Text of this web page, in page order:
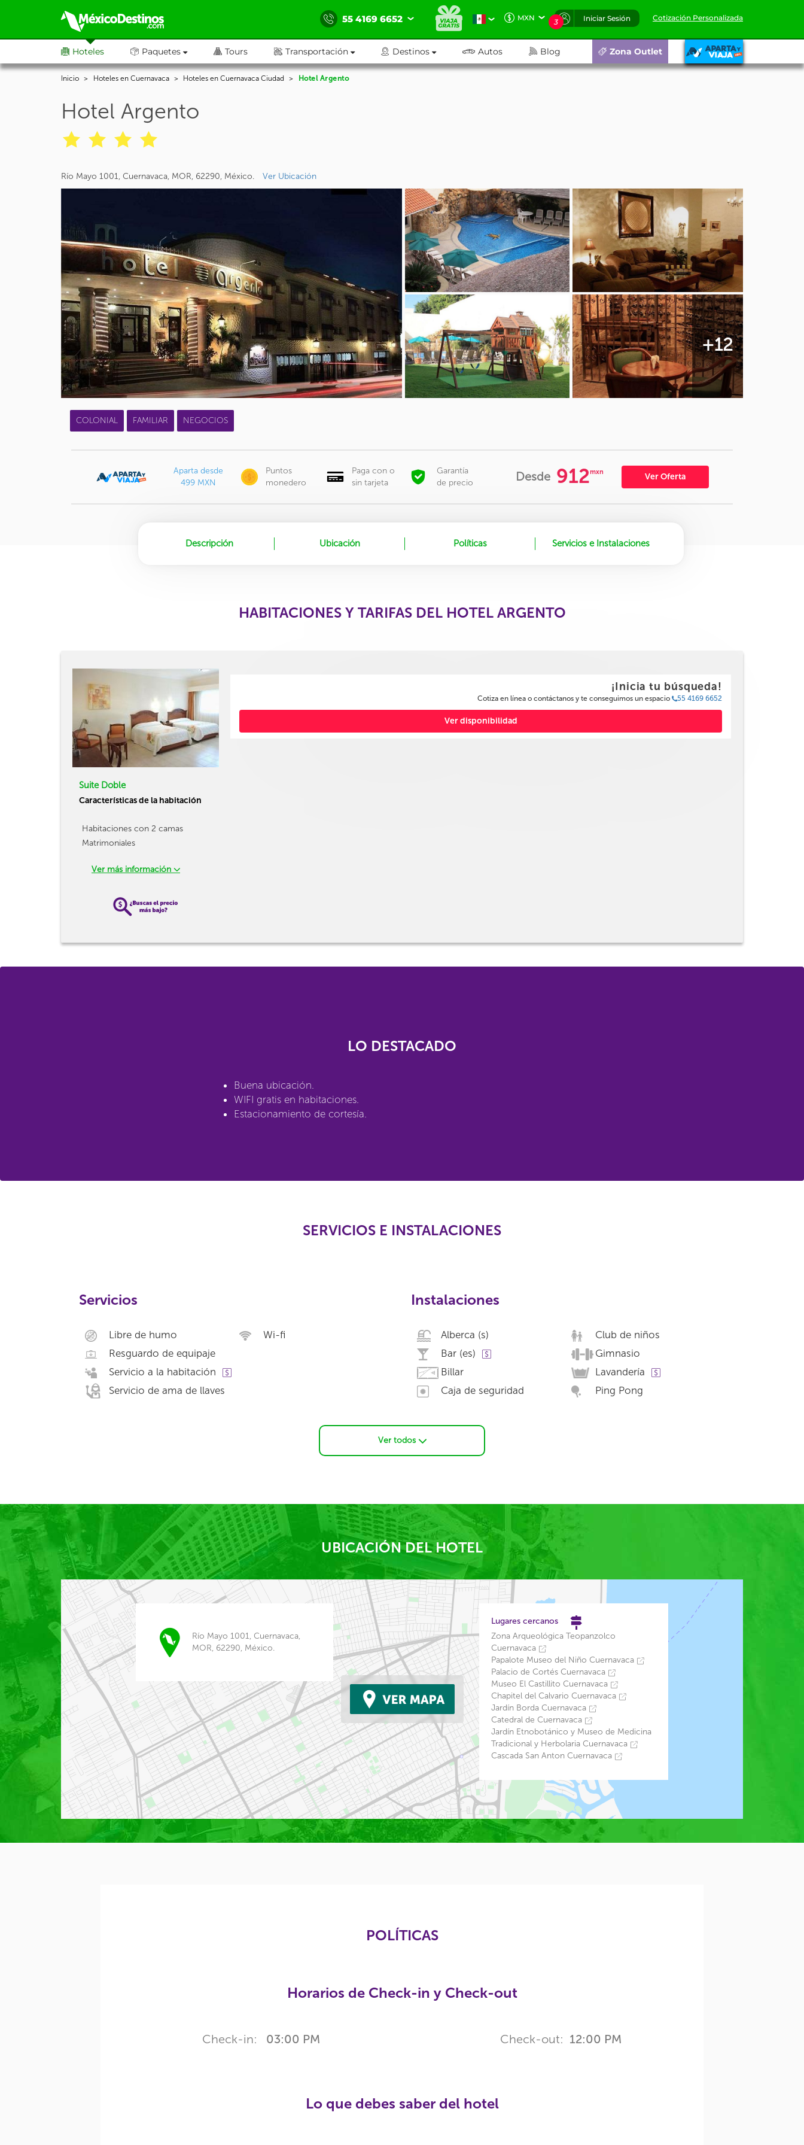
55 4169 6652 MXN 3 Iniciar Sesión Cotización Personalizada
Hoteles Paquetes Tours Transportación Destinos Autos Blog Zona Outlet
Inicio Hoteles en Cuernavaca Hoteles en Cuernavaca Ciudad Hotel Argento
Hotel Argento
Río Mayo 1001, Cuernavaca, MOR, 62290, México. Ver Ubicación
+12
COLONIAL FAMILIAR NEGOCIOS
Aparta desde
499 MXN
Puntos
monedero
Paga con o
sin tarjeta
Garantía
de precio
Desde 912mxn Ver Oferta
Descripción Ubicación Políticas Servicios e Instalaciones
HABITACIONES Y TARIFAS DEL HOTEL ARGENTO
Suite Doble
Características de la habitación
Habitaciones con 2 camas
Matrimoniales
Ver más información
¡Inicia tu búsqueda!
Cotiza en línea o contáctanos y te conseguimos un espacio 55 4169 6652
Ver disponibilidad
LO DESTACADO
Buena ubicación.
WIFI gratis en habitaciones.
Estacionamiento de cortesía.
SERVICIOS E INSTALACIONES
Servicios
Libre de humo
Resguardo de equipaje
Servicio a la habitación
Servicio de ama de llaves
Wi-fi
Instalaciones
Alberca (s)
Bar (es)
Billar
Caja de seguridad
Club de niños
Gimnasio
Lavandería
Ping Pong
Ver todos
UBICACIÓN DEL HOTEL
Río Mayo 1001, Cuernavaca,
MOR, 62290, México.
Lugares cercanos
Zona Arqueológica Teopanzolco
Cuernavaca
Papalote Museo del Niño Cuernavaca
Palacio de Cortés Cuernavaca
Museo El Castillito Cuernavaca
Chapitel del Calvario Cuernavaca
Jardín Borda Cuernavaca
Catedral de Cuernavaca
Jardín Etnobotánico y Museo de Medicina
Tradicional y Herbolaria Cuernavaca
Cascada San Anton Cuernavaca
POLÍTICAS
Horarios de Check-in y Check-out
Check-in: 03:00 PM Check-out: 12:00 PM
Lo que debes saber del hotel